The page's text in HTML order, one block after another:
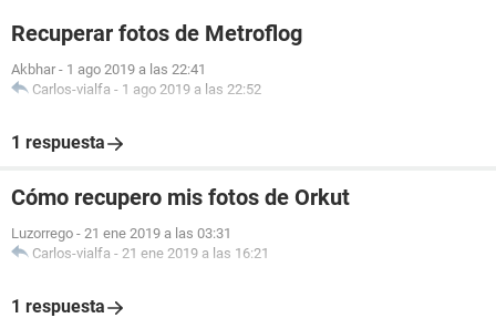
Recuperar fotos de Metroflog
Akbhar - 1 ago 2019 a las 22:41
Carlos-vialfa - 1 ago 2019 a las 22:52
1 respuesta
Cómo recupero mis fotos de Orkut
Luzorrego - 21 ene 2019 a las 03:31
Carlos-vialfa - 21 ene 2019 a las 16:21
1 respuesta